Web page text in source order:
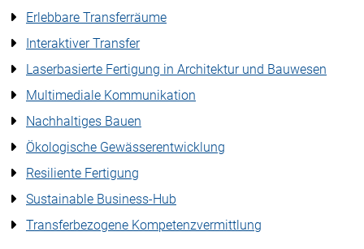
Erlebbare Transferräume
Interaktiver Transfer
Laserbasierte Fertigung in Architektur und Bauwesen
Multimediale Kommunikation
Nachhaltiges Bauen
Ökologische Gewässerentwicklung
Resiliente Fertigung
Sustainable Business-Hub
Transferbezogene Kompetenzvermittlung